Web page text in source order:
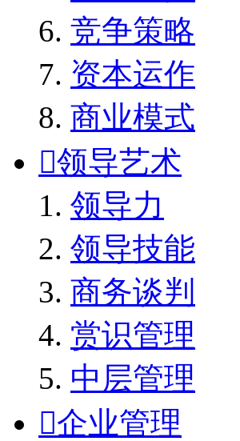
竞争策略
资本运作
商业模式
领导艺术
领导力
领导技能
商务谈判
赏识管理
中层管理
企业管理